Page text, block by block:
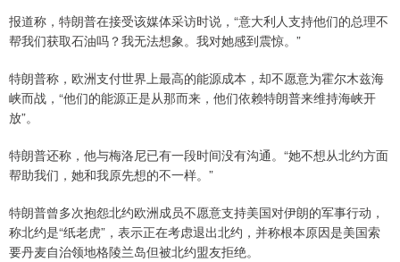
报道称，特朗普在接受该媒体采访时说，“意大利人支持他们的总理不
帮我们获取石油吗？我无法想象。我对她感到震惊。”
特朗普称，欧洲支付世界上最高的能源成本，却不愿意为霍尔木兹海
峡而战，“他们的能源正是从那而来，他们依赖特朗普来维持海峡开
放”。
特朗普还称，他与梅洛尼已有一段时间没有沟通。“她不想从北约方面
帮助我们，她和我原先想的不一样。”
特朗普曾多次抱怨北约欧洲成员不愿意支持美国对伊朗的军事行动，
称北约是“纸老虎”，表示正在考虑退出北约，并称根本原因是美国索
要丹麦自治领地格陵兰岛但被北约盟友拒绝。